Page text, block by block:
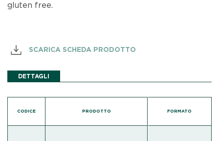
gluten free.
SCARICA SCHEDA PRODOTTO
DETTAGLI
CODICE PRODOTTO FORMATO